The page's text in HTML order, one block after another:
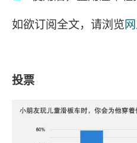
如欲订阅全文，请浏览
投票